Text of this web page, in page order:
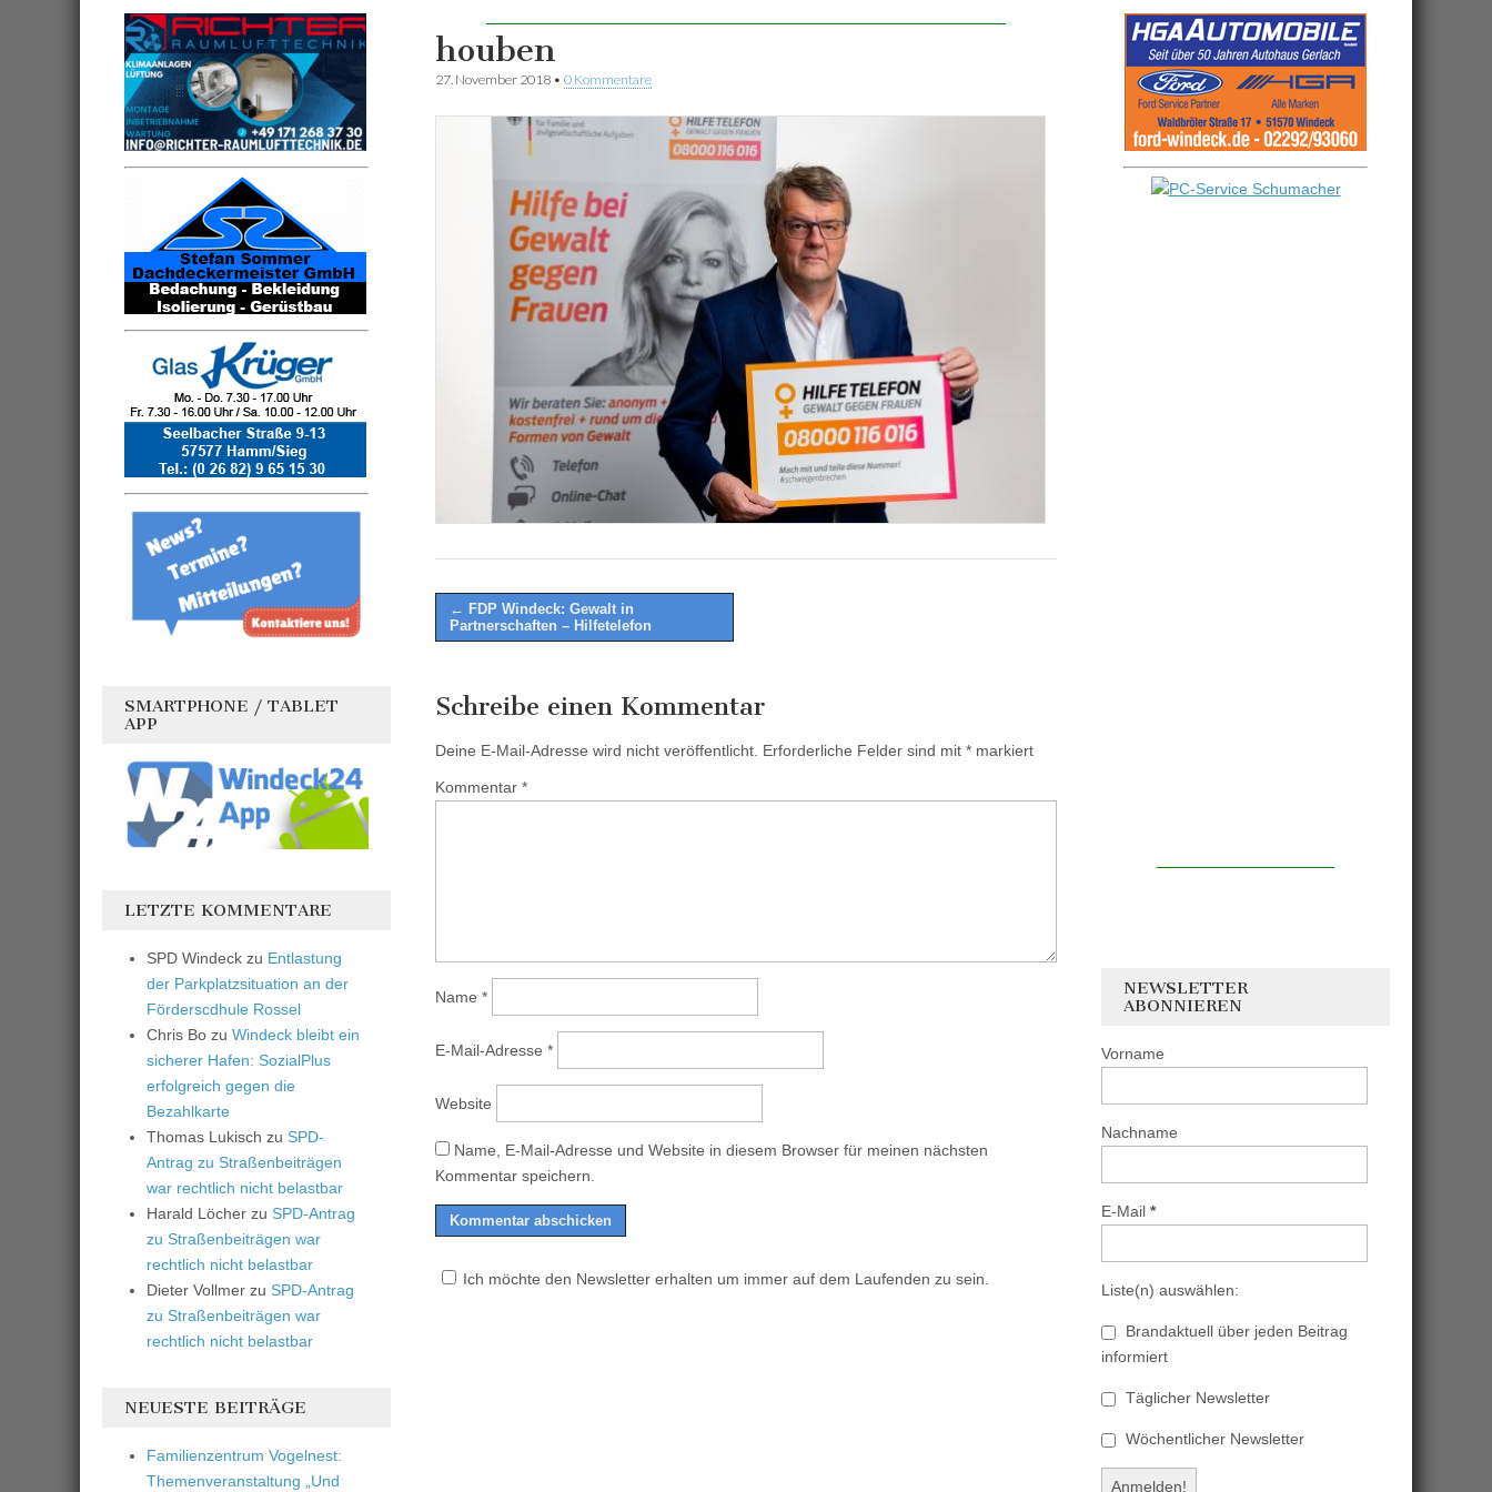
houben
27. November 2018 • 0 Kommentare
Post
navigation
← FDP Windeck: Gewalt in
Partnerschaften – Hilfetelefon
Schreibe einen Kommentar
Deine E-Mail-Adresse wird nicht veröffentlicht. Erforderliche Felder sind mit * markiert
Kommentar *
Name *
E-Mail-Adresse *
Website
Name, E-Mail-Adresse und Website in diesem Browser für meinen nächsten
Kommentar speichern.
Ich möchte den Newsletter erhalten um immer auf dem Laufenden zu sein.
SMARTPHONE / TABLET
APP
LETZTE KOMMENTARE
SPD Windeck zu Entlastung
der Parkplatzsituation an der
Förderscdhule Rossel
Chris Bo zu Windeck bleibt ein
sicherer Hafen: SozialPlus
erfolgreich gegen die
Bezahlkarte
Thomas Lukisch zu SPD-
Antrag zu Straßenbeiträgen
war rechtlich nicht belastbar
Harald Löcher zu SPD-Antrag
zu Straßenbeiträgen war
rechtlich nicht belastbar
Dieter Vollmer zu SPD-Antrag
zu Straßenbeiträgen war
rechtlich nicht belastbar
NEUESTE BEITRÄGE
Familienzentrum Vogelnest:
Themenveranstaltung „Und
NEWSLETTER
ABONNIEREN
Vorname
Nachname
E-Mail *
Liste(n) auswählen:
Brandaktuell über jeden Beitrag
informiert
Täglicher Newsletter
Wöchentlicher Newsletter